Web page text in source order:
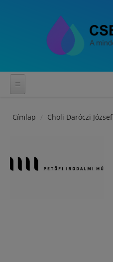
Címlap Choli Daróczi József